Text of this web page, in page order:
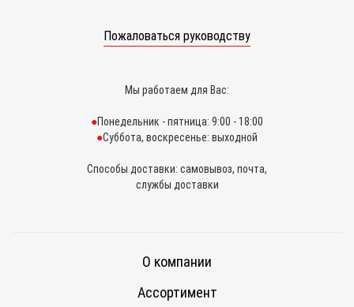
Пожаловаться руководству
Мы работаем для Вас:
Понедельник - пятница: 9:00 - 18:00
Суббота, воскресенье: выходной
Способы доставки: самовывоз, почта,
службы доставки
О компании
Ассортимент